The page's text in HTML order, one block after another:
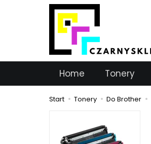
Home Tonery
Start Tonery Do Brother